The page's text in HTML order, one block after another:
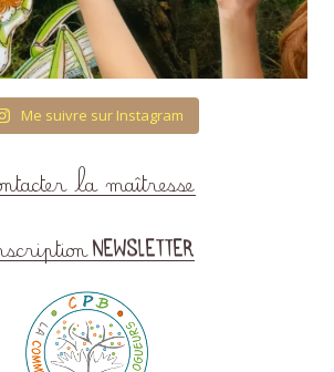
Me suivre sur Instagram